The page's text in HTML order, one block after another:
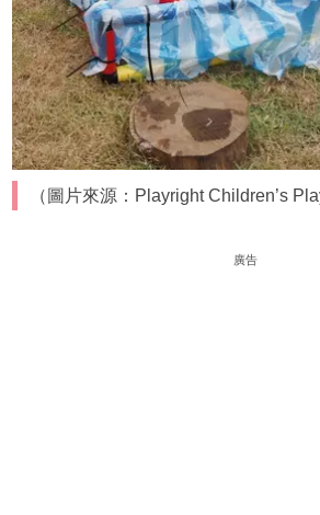
（圖片來源：Playright Children’s
廣告